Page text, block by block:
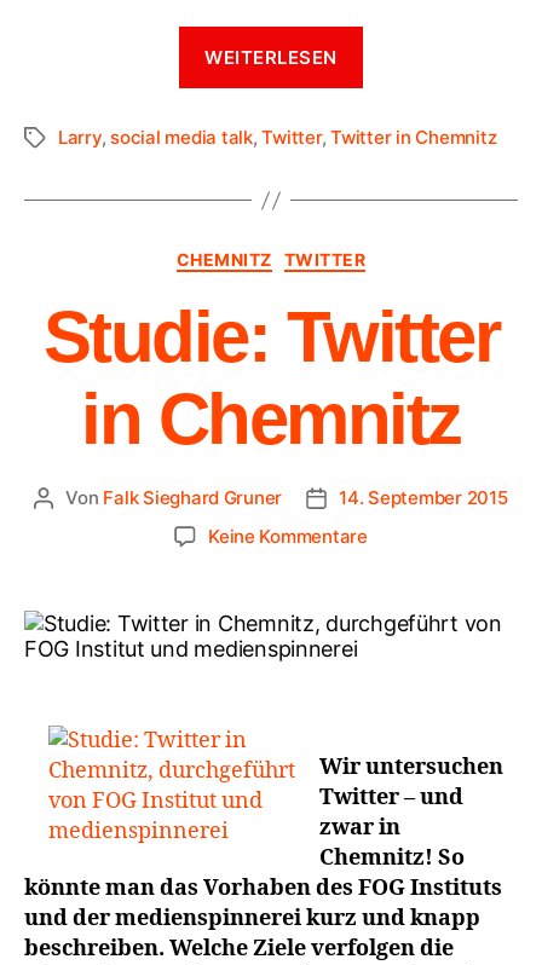
WEITERLESEN
Larry, social media talk,Twitter,Twitter in Chemnitz
CHEMNITZ TWITTER
Studie: Twitter
in Chemnitz
Von Falk Sieghard Gruner
14. September 2015
Keine Kommentare
Wir untersuchen
Twitter – und
zwar in
Chemnitz! So
könnte man das Vorhaben des FOG Instituts
und der medienspinnerei kurz und knapp
beschreiben. Welche Ziele verfolgen die